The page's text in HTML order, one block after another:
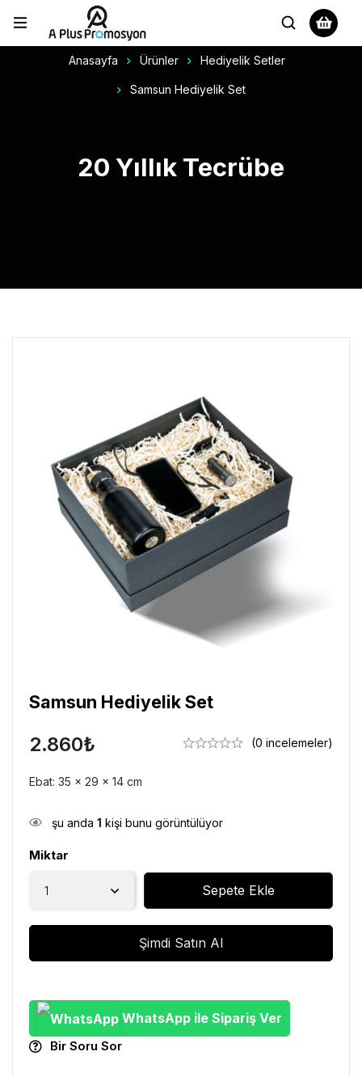
Anasayfa Ürünler Hediyelik Setler
Samsun Hediyelik Set
20 Yıllık Tecrübe
Samsun Hediyelik Set
2.860₺ (0 incelemeler)
Ebat: 35 x 29 x 14 cm
şu anda 1 kişi bunu görüntülüyor
Miktar
Sepete Ekle
Şimdi Satın Al
WhatsApp ile Sipariş Ver
Bir Soru Sor